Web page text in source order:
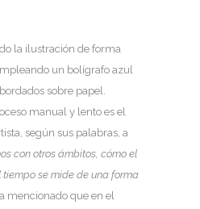
la ilustración de forma
un bolígrafo azul
sobre papel.
manual y lento es el
según sus palabras, a
con otros ámbitos, cómo el
tiempo se mide de una forma
mencionado que en el